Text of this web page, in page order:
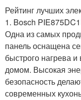
Рейтинг лучших
1. Bosch
Одна из самых
панель оснащена
быстрого нагрева
домом. Высокая
безопасность
современных